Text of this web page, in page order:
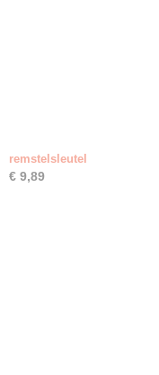
remstelsleutel
€ 9,89